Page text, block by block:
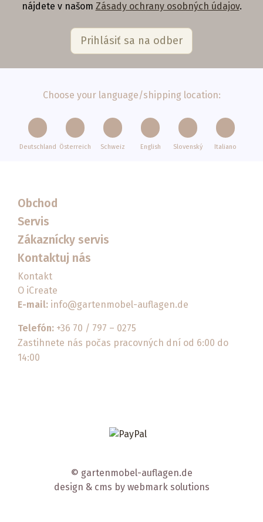
nájdete v našom Zásady ochrany osobných údajov.
Choose your language/shipping location:
Deutschland Österreich Schweiz English Slovenský Italiano
Obchod
Servis
Zákaznícky servis
Kontaktuj nás
Kontakt
O iCreate
E-mail: info@gartenmobel-auflagen.de
Telefón: +36 70 / 797 – 0275
Zastihnete nás počas pracovných dní od 6:00 do
14:00
© gartenmobel-auflagen.de
design & cms bywebmark solutions